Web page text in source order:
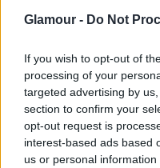
Glamour - Do Not
If you wish to opt-out of
processing of your
targeted advertising by
section to confirm your
opt-out request is
interest-based ads based
us or personal
raktározódnak el
3 dolog,